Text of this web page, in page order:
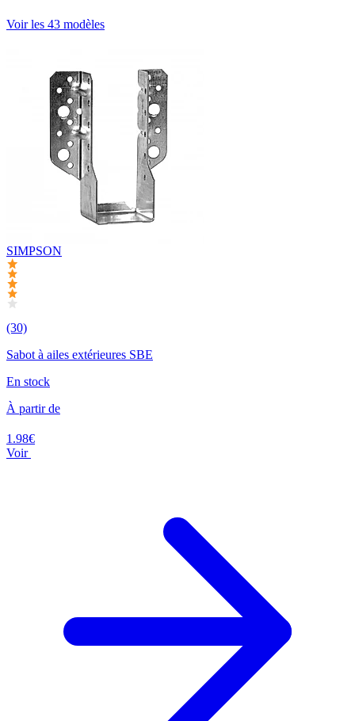
Voir les 43 modèles
SIMPSON
(30)
Sabot à ailes extérieures SBE
En stock
À partir de
1.98€
Voir